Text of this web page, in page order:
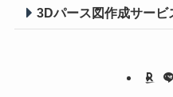
3Dパース図作成サービ